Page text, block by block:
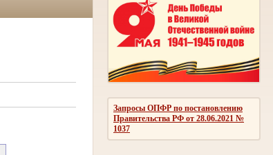
Запросы ОПФР по постановлению
Правительства РФ от 28.06.2021 №
1037